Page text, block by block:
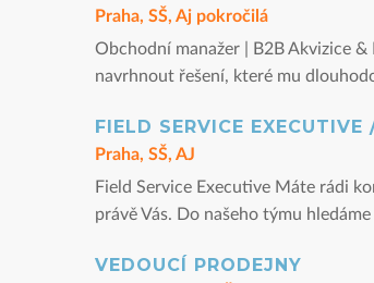
Praha, SŠ, Aj pokročilá
Obchodní manažer | B2B Akvizice
navrhnout řešení, které mu
FIELD SERVICE EXECUTIVE
Praha, SŠ, AJ
Field Service Executive Máte rádi
právě Vás. Do našeho týmu
VEDOUCÍ PRODEJNY